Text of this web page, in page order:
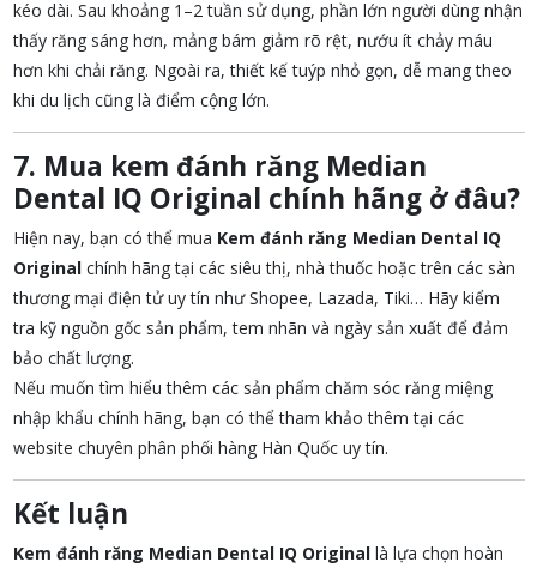
kéo dài. Sau khoảng 1–2 tuần sử dụng, phần lớn người dùng nhận
thấy răng sáng hơn, mảng bám giảm rõ rệt, nướu ít chảy máu
hơn khi chải răng. Ngoài ra, thiết kế tuýp nhỏ gọn, dễ mang theo
khi du lịch cũng là điểm cộng lớn.
7. Mua kem đánh răng Median
Dental IQ Original chính hãng ở đâu?
Hiện nay, bạn có thể mua Kem đánh răng Median Dental IQ
Originalchính hãng tại các siêu thị, nhà thuốc hoặc trên các sàn
thương mại điện tử uy tín như Shopee, Lazada, Tiki… Hãy kiểm
tra kỹ nguồn gốc sản phẩm, tem nhãn và ngày sản xuất để đảm
bảo chất lượng.
Nếu muốn tìm hiểu thêm các sản phẩm chăm sóc răng miệng
nhập khẩu chính hãng, bạn có thể tham khảo thêm tại các
website chuyên phân phối hàng Hàn Quốc uy tín.
Kết luận
Kem đánh răng Median Dental IQ Originallà lựa chọn hoàn